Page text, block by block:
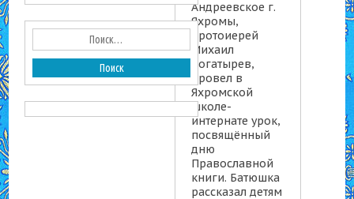
Андреевское г.
Яхромы,
протоиерей
Михаил
Богатырев,
провел в
Яхромской
школе-
интернате урок,
посвящённый
дню
Православной
книги. Батюшка
рассказал детям